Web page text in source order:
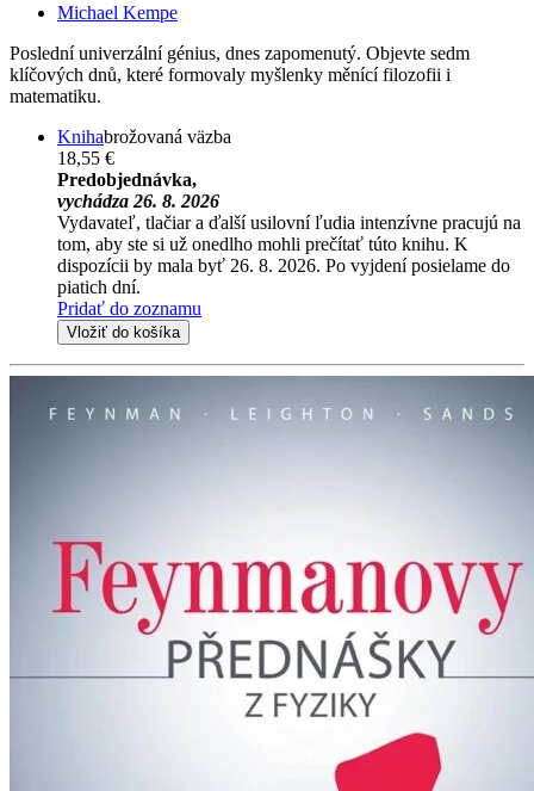
Michael Kempe
Poslední univerzální génius, dnes zapomenutý. Objevte sedm
klíčových dnů, které formovaly myšlenky měnící filozofii i
matematiku.
Knihabrožovaná väzba
18,55 €
Predobjednávka,
vychádza 26. 8. 2026
Vydavateľ, tlačiar a ďalší usilovní ľudia intenzívne pracujú na
tom, aby ste si už onedlho mohli prečítať túto knihu. K
dispozícii by mala byť 26. 8. 2026. Po vyjdení posielame do
piatich dní.
Pridať do zoznamu
Vložiť do košíka